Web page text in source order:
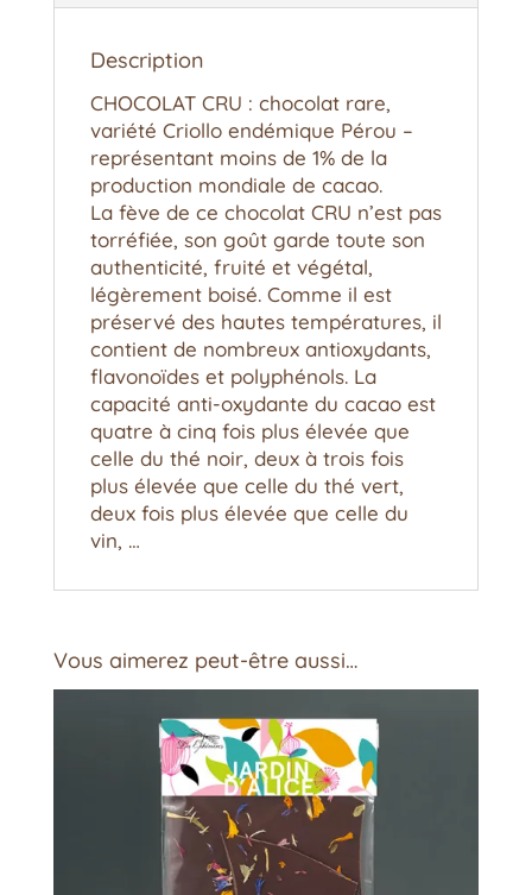
Description
CHOCOLAT CRU : chocolat rare,
variété Criollo endémique Pérou –
représentant moins de 1% de la
production mondiale de cacao.
La fève de ce chocolat CRU n’est pas
torréfiée, son goût garde toute son
authenticité, fruité et végétal,
légèrement boisé. Comme il est
préservé des hautes températures, il
contient de nombreux antioxydants,
flavonoïdes et polyphénols. La
capacité anti-oxydante du cacao est
quatre à cinq fois plus élevée que
celle du thé noir, deux à trois fois
plus élevée que celle du thé vert,
deux fois plus élevée que celle du
vin, …
Vous aimerez peut-être aussi…